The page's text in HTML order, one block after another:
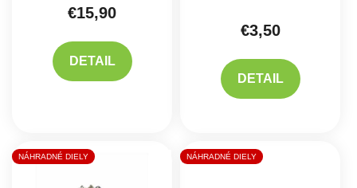
€15,90
DETAIL
€3,50
DETAIL
NÁHRADNÉ DIELY NÁHRADNÉ DIELY